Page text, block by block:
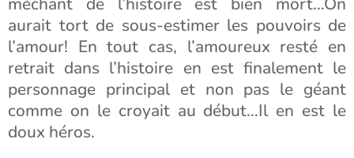
aurait tort de sous-estimer les pouvoirs de
l’amour! En tout cas, l’amoureux resté en
retrait dans l’histoire en est finalement le
personnage principal et non pas le géant
comme on le croyait au début…Il en est le
doux héros.